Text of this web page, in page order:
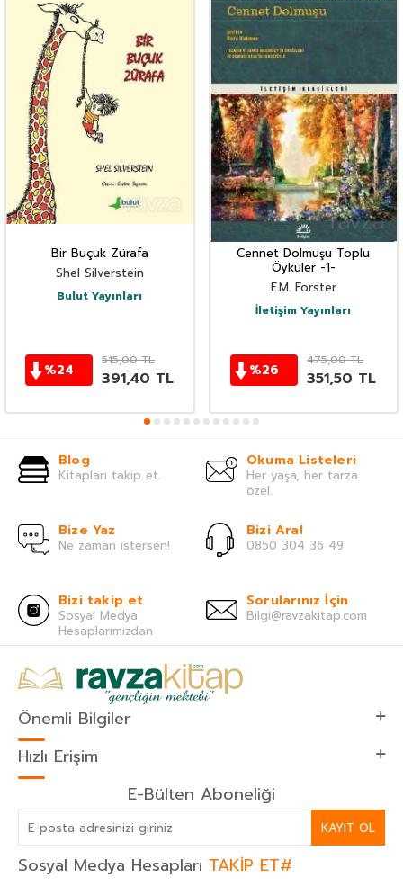
Bir Buçuk Zürafa
Shel Silverstein
Bulut Yayınları
%24
515,00TL
391,40 TL
Cennet Dolmuşu Toplu
Öyküler -1-
E.M. Forster
İletişim Yayınları
%26
475,00TL
351,50 TL
Blog
Kitapları takip et.
Okuma Listeleri
Her yaşa, her tarza
özel.
Bize Yaz
Ne zaman istersen!
Bizi Ara!
0850 304 36 49
Bizi takip et
Sosyal Medya
Hesaplarımızdan
Sorularınız İçin
Bilgi@ravzakitap.com
Önemli Bilgiler
Hızlı Erişim
E-Bülten Aboneliği
KAYIT OL
Sosyal Medya Hesapları TAKİP ET#